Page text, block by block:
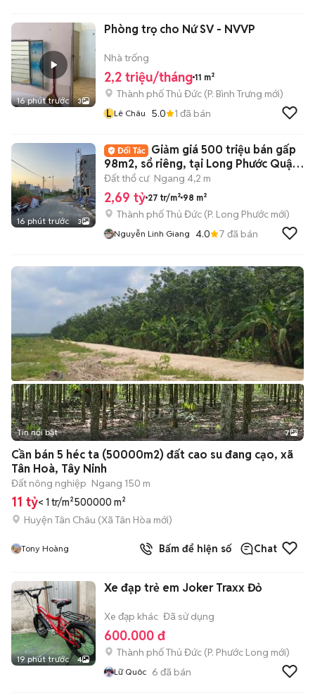
16 phút trước 3
Phòng trọ cho Nứ SV - NVVP
Nhà trống
2,2 triệu/tháng 11 m²
Thành phố Thủ Đức (P. Bình Trưng mới)
L Lê Châu 5.0 1 đã bán
16 phút trước 3
Giảm giá 500 triệu bán gấp
98m2, sổ riêng, tại Long Phước Quận
9, HCM
Đất thổ cư Ngang 4,2 m
2,69 tỷ 27 tr/m² 98 m²
Thành phố Thủ Đức (P. Long Phước mới)
Nguyễn Linh Giang 4.0 7 đã bán
+2
Tin nổi bật 7
Cần bán 5 héc ta (50000m2) đất cao su đang cạo, xã
Tân Hoà, Tây Ninh
Đất nông nghiệp Ngang 150 m
11 tỷ< 1 tr/m²500000 m²
Huyện Tân Châu (Xã Tân Hòa mới)
Tony Hoàng Bấm để hiện số Chat
19 phút trước 4
Xe đạp trẻ em Joker Traxx Đỏ
Xe đạp khác Đã sử dụng
600.000 đ
Thành phố Thủ Đức (P. Phước Long mới)
Lữ Quôc 6 đã bán